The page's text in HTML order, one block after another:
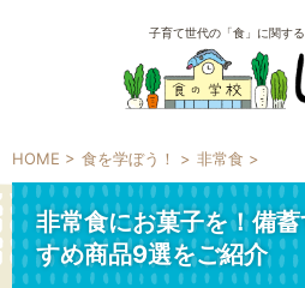
子育て世代の「食」に関す
HOME > 食を学ぼう！ > 非常食 >
非常食にお菓子を！備
すめ商品9選をご紹介